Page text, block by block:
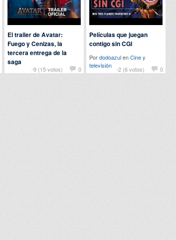
-9 (15 votos) 0
El trailer de Avatar:
Fuego y Cenizas, la
tercera entrega de la
saga
PordodoazulenCine y
-2 (6 votos) 0
Películas que juegan
contigo sin CGI
PordodoazulenCine y
televisión